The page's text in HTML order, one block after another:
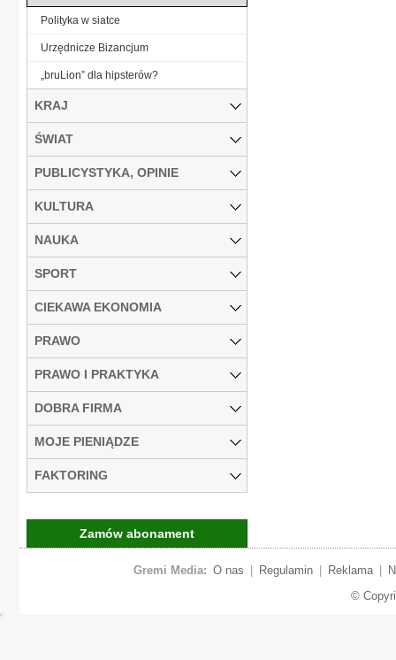
Polityka w siatce
Urzędnicze Bizancjum
„bruLion” dla hipsterów?
KRAJ
ŚWIAT
PUBLICYSTYKA, OPINIE
KULTURA
NAUKA
SPORT
CIEKAWA EKONOMIA
PRAWO
PRAWO I PRAKTYKA
DOBRA FIRMA
MOJE PIENIĄDZE
FAKTORING
Zamów abonament
Gremi Media: O nas Regulamin Reklama
©